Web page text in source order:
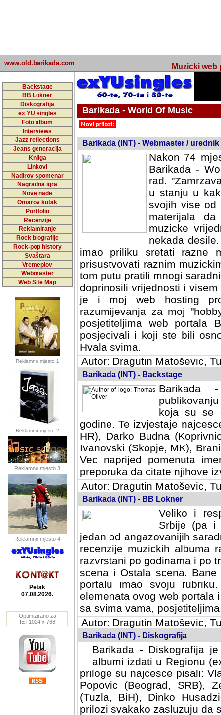
www.old.barikada.com Muzicki web
Backstage
BB Lokner
Diskografija
ex YU singles
Foto album
Interviews
Jazz reflections
Jeans generacija
Knjiga
Linkovi
Nadirov spomenar
Nagradna igra
Nove nade
Omarov kutak
Portfolio
Recenzije
Reklamiranje
Rock biografije
Rock-pop history
Svaštara
Vremeplov
Webmaster
Web Site Map
Reklamno mjesto 1
Reklamno mjesto 2
Reklamno mjesto 3
Reklamno mjesto 4
Petak
07.08.2026.
Optimizirano za
IE i 1024 x 768
Barikada - World Of Music
Barikada (INT) - Webmaster / urednik
Nakon 74
Barikada -
rad.
u stanju u
svojih vise od
materijala
muzicke
nekada
imao priliku sretati razne
prisustvovati raznim
tom putu pratili mnogi
doprinosili vrijednosti i
je i moj web hosting
razumijevanja za moj
posjetiteljima web portala
posjecivali i koji ste bili
Hvala svima.
Autor: Dragutin Matoševic,
Barikada (INT) - Backstage
Barikada
koja su se
godine. Te izvjestaje
HR), Darko Budna
Ivanovski (Skopje, MK),
Vec naprijed pomenuta
preporuka da citate njihove
Autor: Dragutin Matoševic,
Barikada (INT) - BB Lokner
Veliko i
Srbije (pa i
jedan od angazovanijih
recenzije muzickih albuma
razvrstani po godinama i po
scena i Ostala scena.
portalu imao svoju
elemenata ovog web portala
sa svima vama,
Autor: Dragutin Matoševic,
Barikada (INT) - Diskografija
Barikada - Diskografija
albumi izdati u Regionu
priloge su najcesce pisali:
Popovic (Beograd, SRB),
(Tuzla, BiH), Dinko
prilozi svakako zasluzuju da